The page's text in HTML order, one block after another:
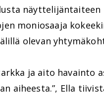
näyttelijäntaiteen
moniosaaja
olevan
ja aito havainto
aiheesta.”, Ella